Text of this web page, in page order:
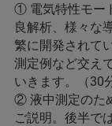
① 電気特性モー
良解析、様々な
繁に開発されて
測定例など交え
いきます。（30
② 液中測定のた
ご説明。後半で